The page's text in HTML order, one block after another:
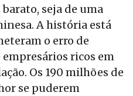
seja de uma
A história está
o erro de
ricos em
Os 190 milhões de
se puderem